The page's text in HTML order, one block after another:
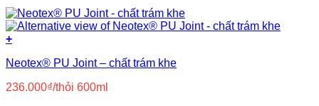
+
Neotex® PU Joint – chất trám khe
236.000₫/thỏi 600ml